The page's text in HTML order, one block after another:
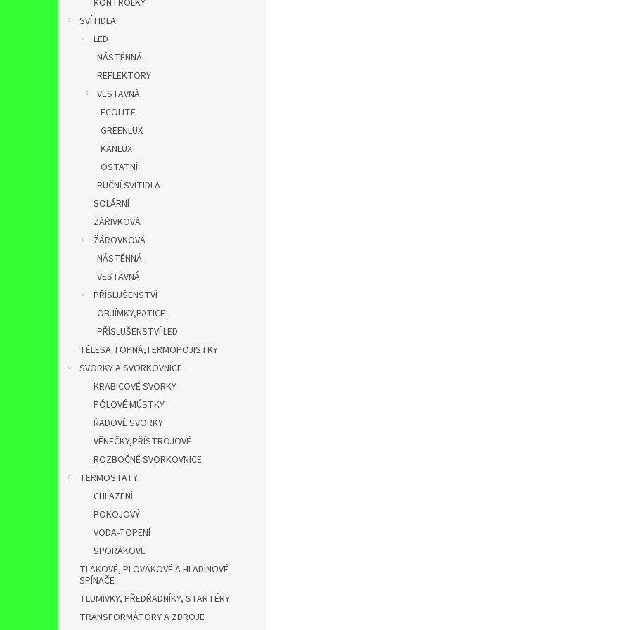
KONTROLKY
SVÍTIDLA
LED
NÁSTĚNNÁ
REFLEKTORY
VESTAVNÁ
ECOLITE
GREENLUX
KANLUX
OSTATNÍ
RUČNÍ SVÍTIDLA
SOLÁRNÍ
ZÁŘIVKOVÁ
ŽÁROVKOVÁ
NÁSTĚNNÁ
VESTAVNÁ
PŘÍSLUŠENSTVÍ
OBJÍMKY,PATICE
PŘÍSLUŠENSTVÍ LED
TĚLESA TOPNÁ,TERMOPOJISTKY
SVORKY A SVORKOVNICE
KRABICOVÉ SVORKY
PÓLOVÉ MŮSTKY
ŘADOVÉ SVORKY
VĚNEČKY,PŘÍSTROJOVÉ
ROZBOČNÉ SVORKOVNICE
TERMOSTATY
CHLAZENÍ
POKOJOVÝ
VODA-TOPENÍ
SPORÁKOVÉ
TLAKOVÉ, PLOVÁKOVÉ A HLADINOVÉ
SPÍNAČE
TLUMIVKY, PŘEDŘADNÍKY, STARTÉRY
TRANSFORMÁTORY A ZDROJE